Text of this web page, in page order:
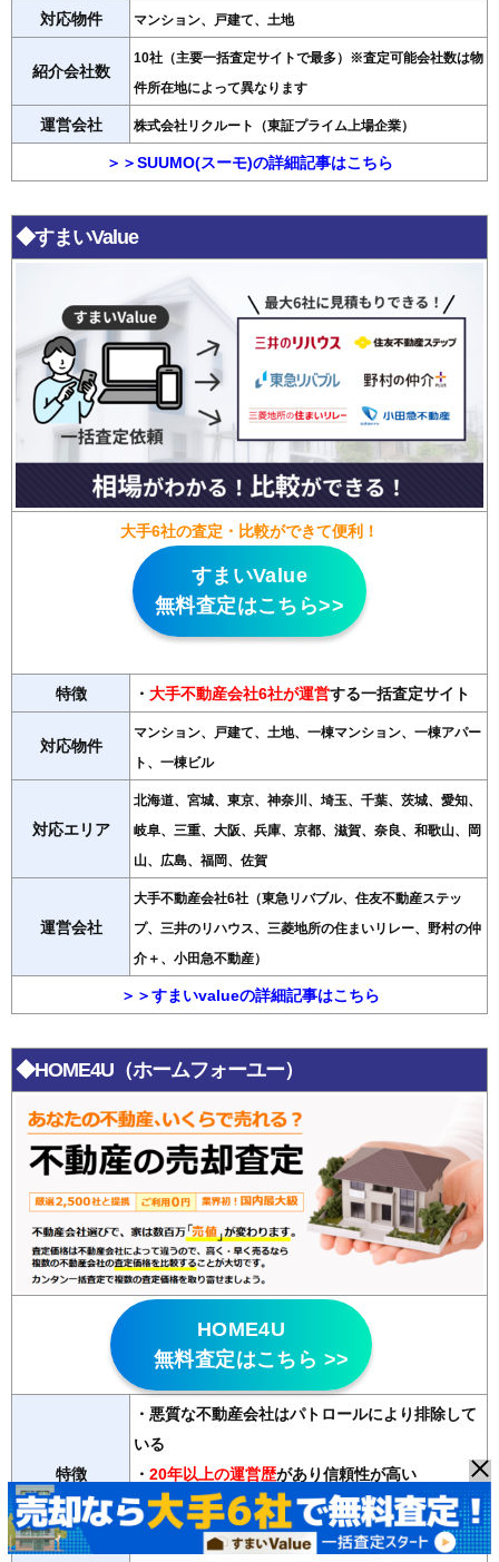
対応物件 マンション、戸建て、土地
紹介会社数
10社（主要一括査定サイトで最多）※査定可能会社数は物
件所在地によって異なります
運営会社 株式会社リクルート（東証プライム上場企業）
＞＞SUUMO(スーモ)の詳細記事はこちら
◆すまいValue
大手6社の査定・比較ができて便利！
すまいValue
無料査定はこちら>>
特徴 ・ 大手不動産会社6社が運営する一括査定サイト
対応物件
マンション、戸建て、土地、一棟マンション、一棟アパー
ト、一棟ビル
対応エリア
北海道、宮城、東京、神奈川、埼玉、千葉、茨城、愛知、
岐阜、三重、大阪、兵庫、京都、滋賀、奈良、和歌山、岡
山、広島、福岡、佐賀
運営会社
大手不動産会社6社（東急リバブル、住友不動産ステッ
プ、三井のリハウス、三菱地所の住まいリレー、野村の仲
介＋、小田急不動産）
＞＞すまいvalueの詳細記事はこちら
◆HOME4U（ホームフォーユー）
HOME4U
無料査定はこちら >>
特徴
・悪質な不動産会社はパトロールにより排除して
いる
・ 20年以上の運営歴があり信頼性が高い
・2500社の登録会社から最大6社の査定が無料で
受け取れる